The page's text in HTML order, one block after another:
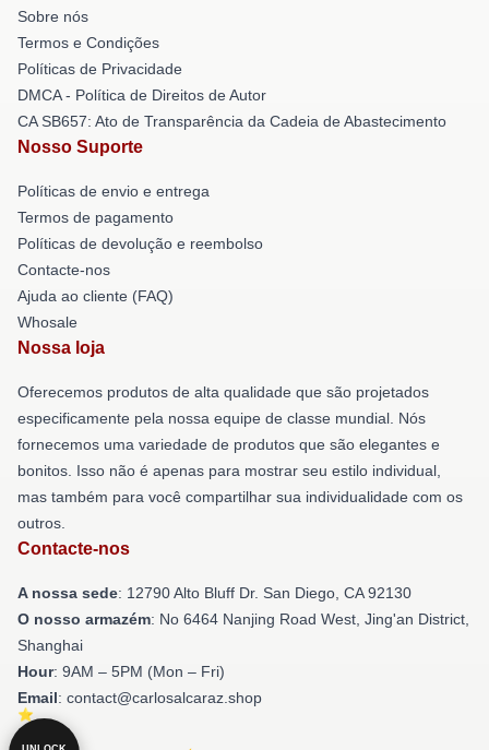
Sobre nós
Termos e Condições
Políticas de Privacidade
DMCA - Política de Direitos de Autor
CA SB657: Ato de Transparência da Cadeia de Abastecimento
Nosso Suporte
Políticas de envio e entrega
Termos de pagamento
Políticas de devolução e reembolso
Contacte-nos
Ajuda ao cliente (FAQ)
Whosale
Nossa loja
Oferecemos produtos de alta qualidade que são projetados
especificamente pela nossa equipe de classe mundial. Nós
fornecemos uma variedade de produtos que são elegantes e
bonitos. Isso não é apenas para mostrar seu estilo individual,
mas também para você compartilhar sua individualidade com os
outros.
Contacte-nos
A nossa sede: 12790 Alto Bluff Dr. San Diego, CA 92130
O nosso armazém: No 6464 Nanjing Road West, Jing'an District,
Shanghai
Hour: 9AM – 5PM (Mon – Fri)
Email: contact@carlosalcaraz.shop